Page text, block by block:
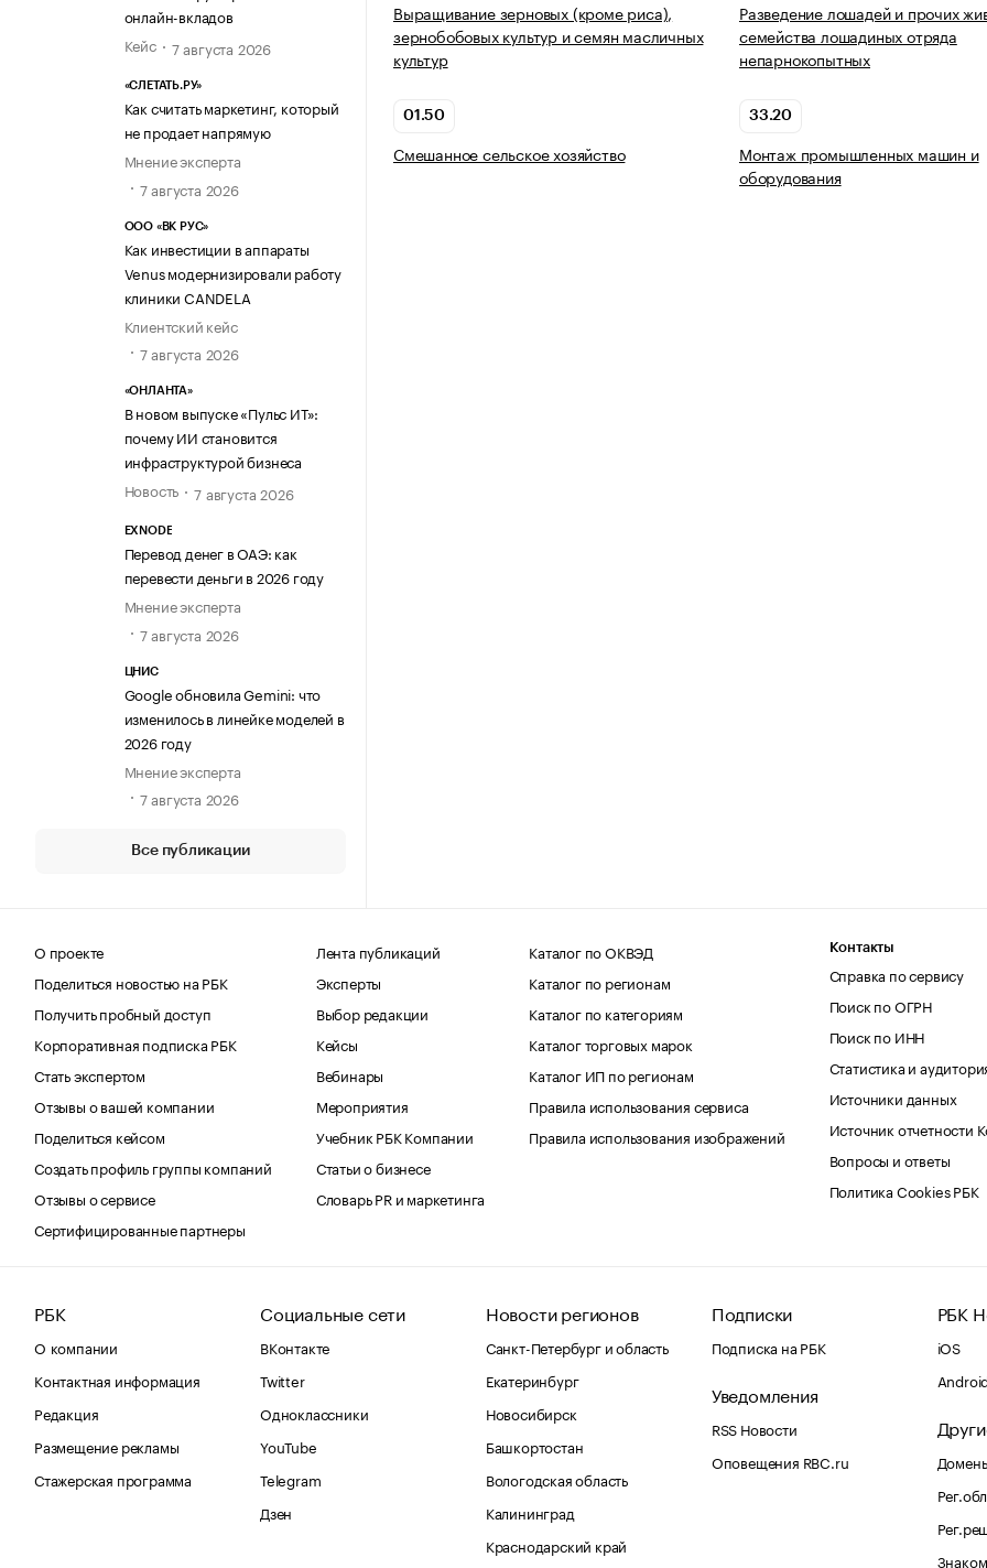
онлайн-вкладов
Кейс
7 августа 2026
«СЛЕТАТЬ.РУ»
Как считать маркетинг, который
не продает напрямую
Мнение эксперта
7 августа 2026
ООО «ВК РУС»
Как инвестиции в аппараты
Venus модернизировали работу
клиники CANDELA
Клиентский кейс
7 августа 2026
«ОНЛАНТА»
В новом выпуске «Пульс ИТ»:
почему ИИ становится
инфраструктурой бизнеса
Новость
7 августа 2026
EXNODE
Перевод денег в ОАЭ: как
перевести деньги в 2026 году
Мнение эксперта
7 августа 2026
ЦНИС
Google обновила Gemini: что
изменилось в линейке моделей в
2026 году
Мнение эксперта
7 августа 2026
Все публикации
Выращивание зерновых (кроме риса),
зернобобовых культур и семян масличных
культур
Разведение лошадей и прочих
семейства лошадиных отряда
непарнокопытных
01.50
Смешанное сельское хозяйство
33.20
Монтаж промышленных машин и
оборудования
О проекте
Поделиться новостью на РБК
Получить пробный доступ
Корпоративная подписка РБК
Стать экспертом
Отзывы о вашей компании
Поделиться кейсом
Создать профиль группы компаний
Отзывы о сервисе
Сертифицированные партнеры
Лента публикаций
Эксперты
Выбор редакции
Кейсы
Вебинары
Мероприятия
Учебник РБК Компании
Статьи о бизнесе
Словарь PR и маркетинга
Каталог по ОКВЭД
Каталог по регионам
Каталог по категориям
Каталог торговых марок
Каталог ИП по регионам
Правила использования сервиса
Правила использования изображений
Контакты
Справка по сервису
Поиск по ОГРН
Поиск по ИНН
Статистика и
Источники данных
Источник отчетности
Вопросы и ответы
Политика Cookies РБК
РБК
О компании
Контактная информация
Редакция
Размещение рекламы
Стажерская программа
Социальные сети
ВКонтакте
Twitter
Одноклассники
YouTube
Telegram
Дзен
Новости регионов
Санкт-Петербург и область
Екатеринбург
Новосибирск
Башкортостан
Вологодская область
Калининград
Краснодарский край
Подписки
Подписка на РБК
Уведомления
RSS Новости
Оповещения RBC.ru
РБК
iOS